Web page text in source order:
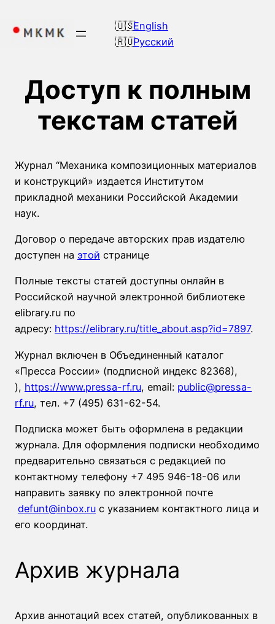
содержимому
English
Русский
Доступ к полным
текстам статей
Журнал “Механика композиционных материалов
и конструкций» издается Институтом
прикладной механики Российской Академии
наук.
Договор о передаче авторских прав издателю
доступен на этой странице
Полные тексты статей доступны онлайн в
Российской научной электронной библиотеке
elibrary.ru по
адресу: https://elibrary.ru/title_about.asp?id=7897.
Журнал включен в Объединенный каталог
«Пресса России» (подписной индекс 82368),
), https://www.pressa-rf.ru, email: public@pressa-
rf.ru, тел. +7 (495) 631-62-54.
Подписка может быть оформлена в редакции
журнала. Для оформления подписки необходимо
предварительно связаться с редакцией по
контактному телефону +7 495 946-18-06 или
направить заявку по электронной почте
defunt@inbox.ru с указанием контактного лица и
его координат.
Архив журнала
Архив аннотаций всех статей, опубликованных в